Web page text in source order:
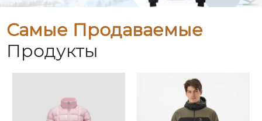
Самые Продаваемые
Продукты